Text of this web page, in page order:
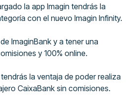
la app Imagin tendrás la
con el nuevo Imagin Infinity.
ImaginBank y a tener una
y 100% online.
la ventaja de poder realiza
CaixaBank sin comisiones.